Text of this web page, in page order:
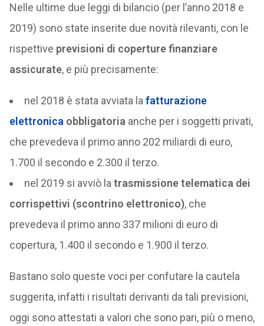
Nelle ultime due leggi di bilancio (per l’anno 2018 e
2019) sono state inserite due novità rilevanti, con le
rispettive previsioni di coperture finanziare
assicurate, e più precisamente:
nel 2018 è stata avviata la fatturazione
elettronica obbligatoria anche per i soggetti privati,
che prevedeva il primo anno 202 miliardi di euro,
1.700 il secondo e 2.300 il terzo.
nel 2019 si avviò la trasmissione telematica dei
corrispettivi (scontrino elettronico), che
prevedeva il primo anno 337 milioni di euro di
copertura, 1.400 il secondo e 1.900 il terzo.
Bastano solo queste voci per confutare la cautela
suggerita, infatti i risultati derivanti da tali previsioni,
oggi sono attestati a valori che sono pari, più o meno,